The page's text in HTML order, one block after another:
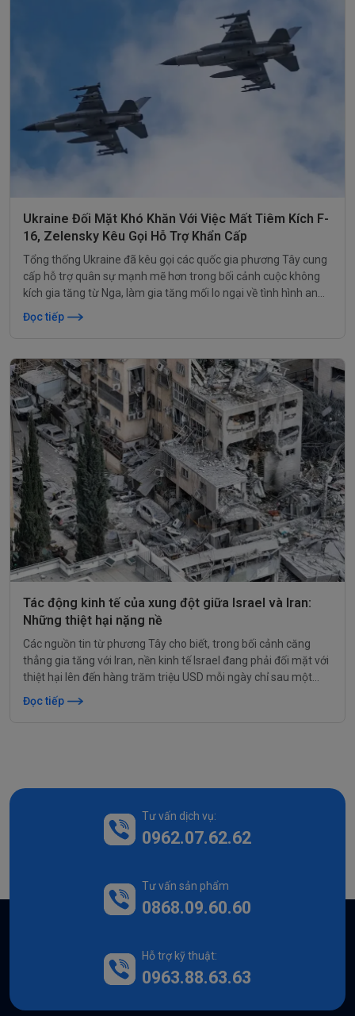
Ukraine Đối Mặt Khó Khăn Với Việc Mất Tiêm Kích F-
16, Zelensky Kêu Gọi Hỗ Trợ Khẩn Cấp
Tổng thống Ukraine đã kêu gọi các quốc gia phương Tây cung
cấp hỗ trợ quân sự mạnh mẽ hơn trong bối cảnh cuộc không
kích gia tăng từ Nga, làm gia tăng mối lo ngại về tình hình an
ninh quốc gia và hiệu quả của hệ thống phòng không Patriot.
Đọc tiếp
Tác động kinh tế của xung đột giữa Israel và Iran:
Những thiệt hại nặng nề
Các nguồn tin từ phương Tây cho biết, trong bối cảnh căng
thẳng gia tăng với Iran, nền kinh tế Israel đang phải đối mặt với
thiệt hại lên đến hàng trăm triệu USD mỗi ngày chỉ sau một
tuần giao tranh.
Đọc tiếp
Tư vấn dịch vụ:
0962.07.62.62
Tư vấn sản phẩm
0868.09.60.60
Hỗ trợ kỹ thuật:
0963.88.63.63